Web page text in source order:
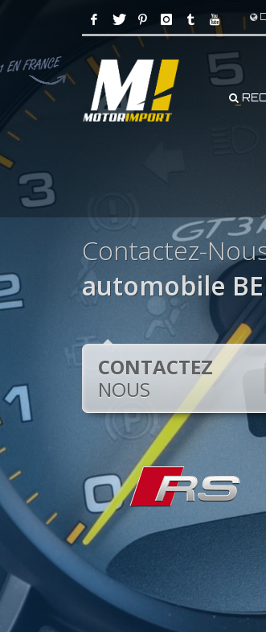
Contactez-
automobile
CONTACTEZ
NOUS